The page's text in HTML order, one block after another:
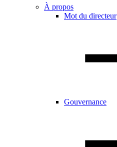
À propos
Mot du directeur
Gouvernance